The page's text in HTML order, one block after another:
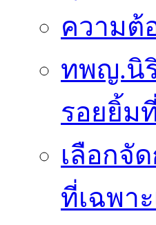
ความต้
ทพญ.นิ
รอยยิ้ม
เลือกจั
ที่เฉพา